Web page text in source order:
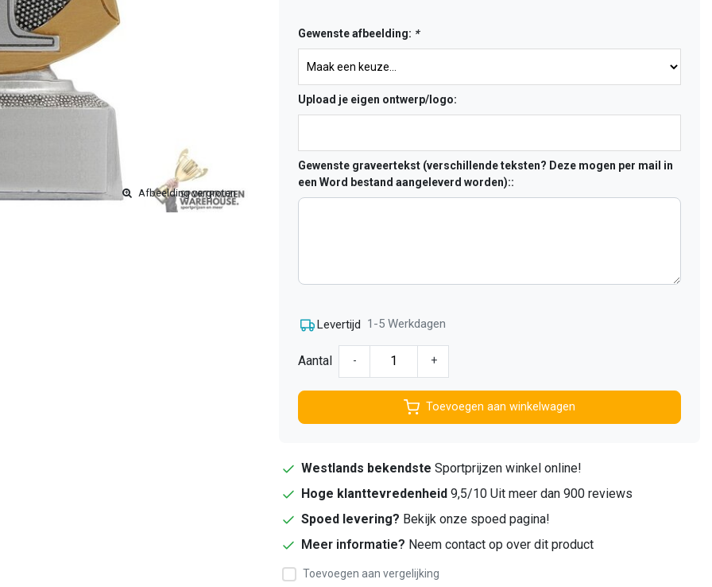
Afbeelding vergroten
Gewenste afbeelding: *
Upload je eigen ontwerp/logo:
Gewenste graveertekst (verschillende teksten? Deze mogen per mail in
een Word bestand aangeleverd worden)::
Levertijd 1-5 Werkdagen
Aantal - +
Toevoegen aan winkelwagen
Westlands bekendste Sportprijzen winkel online!
Hoge klanttevredenheid 9,5/10 Uit meer dan 900 reviews
Spoed levering? Bekijk onze spoed pagina!
Meer informatie? Neem contact op over dit product
Toevoegen aan vergelijking